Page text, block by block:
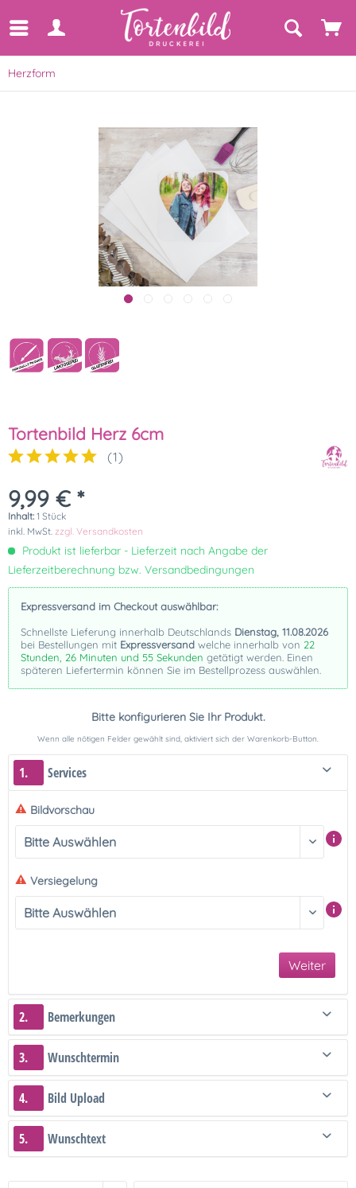
Herzform
Tortenbild Herz 6cm
(1)
9,99 € *
Inhalt: 1 Stück
inkl. MwSt. zzgl. Versandkosten
Produkt ist lieferbar - Lieferzeit nach Angabe der
Lieferzeitberechnung bzw. Versandbedingungen
Expressversand im Checkout auswählbar:
Schnellste Lieferung innerhalb Deutschlands Dienstag, 11.08.2026
bei Bestellungen mit Expressversand welche innerhalb von 22
Stunden, 26 Minuten und 55 Sekunden getätigt werden. Einen
späteren Liefertermin können Sie im Bestellprozess auswählen.
Bitte konfigurieren Sie Ihr Produkt.
Wenn alle nötigen Felder gewählt sind, aktiviert sich der Warenkorb-Button.
1. Services
Bildvorschau
Versiegelung
Weiter
2. Bemerkungen
3. Wunschtermin
4. Bild Upload
5. Wunschtext